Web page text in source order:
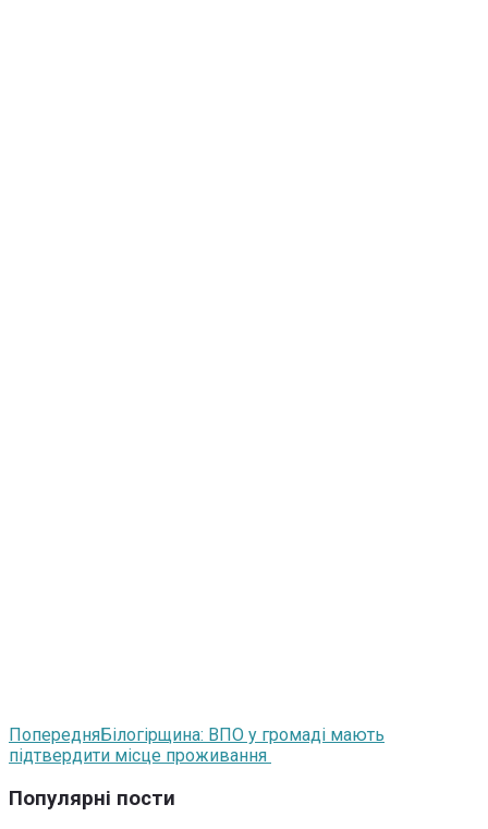
ПопередняБілогірщина: ВПО у громаді мають
підтвердити місце проживання
Популярні пости